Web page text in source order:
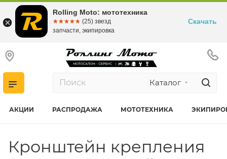
Каталог
АКЦИИ РАСПРОДАЖА МОТОТЕХНИКА
Кронштейн крепления
Rolling Moto: мототехника
☆☆☆☆☆
★★★★★ (25) звезд
запчасти, экипировка
Скачать